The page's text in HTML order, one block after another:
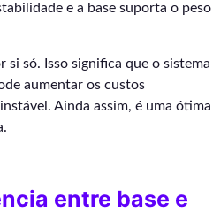
e a base suporta o peso
só. Isso significa que o sistema
aumentar os custos
Ainda assim, é uma ótima
entre base e